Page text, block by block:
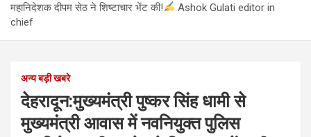
महानिदेशक दीपम सेठ ने शिष्टाचार भेंट की!
Ashok Gulati editor in
chief
अन्य बड़ी खबरे
देहरादून:मुख्यमंत्री पुष्कर सिंह धामी से
मुख्यमंत्री आवास में नवनियुक्त पुलिस